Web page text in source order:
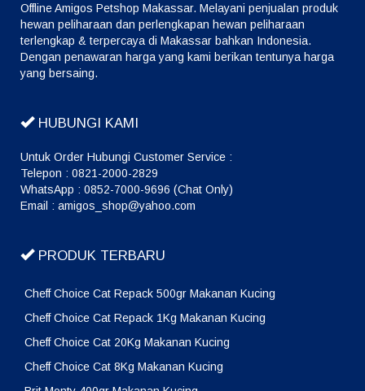
Offline Amigos Petshop Makassar. Melayani penjualan produk
hewan peliharaan dan perlengkapan hewan peliharaan
terlengkap & terpercaya di Makassar bahkan Indonesia.
Dengan penawaran harga yang kami berikan tentunya harga
yang bersaing.
HUBUNGI KAMI
Untuk Order Hubungi Customer Service :
Telepon : 0821-2000-2829
WhatsApp : 0852-7000-9696 (Chat Only)
Email : amigos_shop@yahoo.com
PRODUK TERBARU
Cheff Choice Cat Repack 500gr Makanan Kucing
Cheff Choice Cat Repack 1Kg Makanan Kucing
Cheff Choice Cat 20Kg Makanan Kucing
Cheff Choice Cat 8Kg Makanan Kucing